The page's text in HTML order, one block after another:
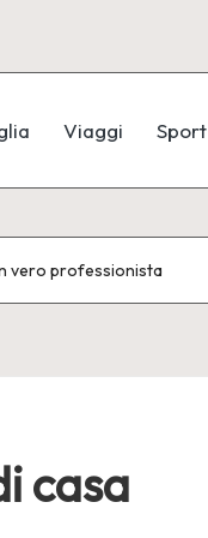
Viaggi Sport
vero professionista
casa